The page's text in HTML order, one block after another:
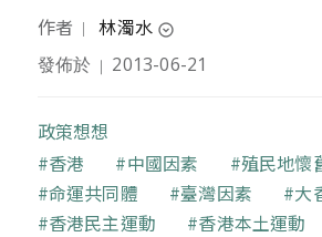
作者 ｜ 林濁水 expand_circle_down
過去：在街頭闖蕩，在廟堂拔劍砍柱
現在：種菜，種花，還自以為是吟遊
發佈於 ｜ 2013-06-21
政策想想
關鍵字
香港 中國因素
殖民地懷
命運共同體
臺灣因素
大
香港民主運動
香港本土運動